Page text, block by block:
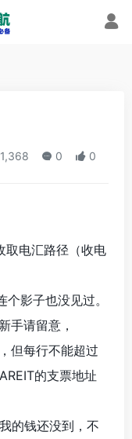
1,368 0 0
取电汇路径（收电
影子也没见过。
手请留意，
但每行不能超过
的支票地址
的钱还没到，不